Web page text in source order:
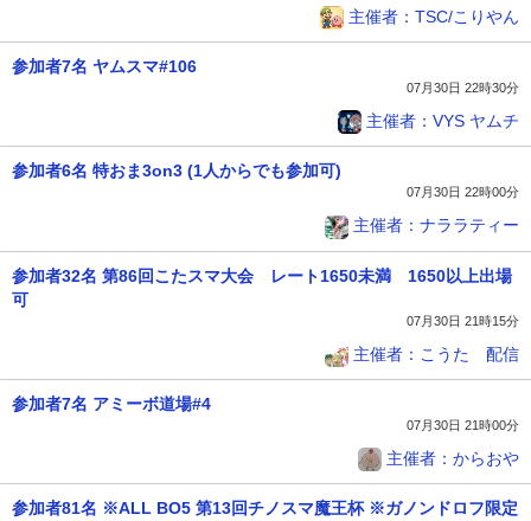
主催者：TSC/こりやん
参加者7名 ヤムスマ#106
07月30日 22時30分
主催者：VYS ヤムチ
参加者6名 特おま3on3 (1人からでも参加可)
07月30日 22時00分
主催者：ナララティー
参加者32名 第86回こたスマ大会 レート1650未満 1650以上出場
可
07月30日 21時15分
主催者：こうた 配信
参加者7名 アミーボ道場#4
07月30日 21時00分
主催者：からおや
参加者81名 ※ALL BO5 第13回チノスマ魔王杯 ※ガノンドロフ限定